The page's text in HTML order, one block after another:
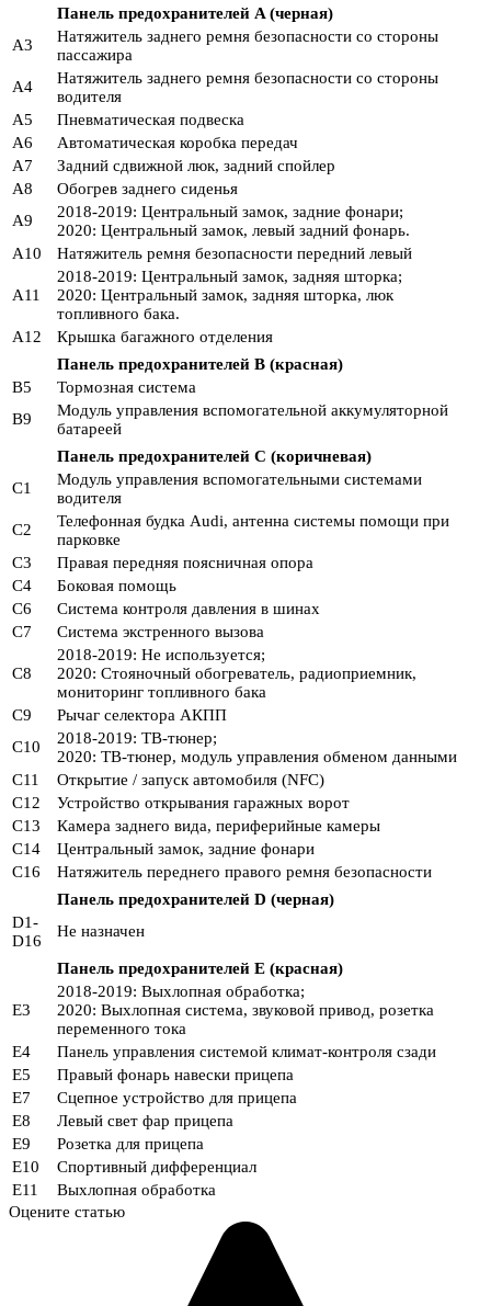
Панель предохранителей A (черная)
A3
Натяжитель заднего ремня безопасности со стороны
пассажира
A4
Натяжитель заднего ремня безопасности со стороны
водителя
A5
Пневматическая подвеска
A6
Автоматическая коробка передач
A7
Задний сдвижной люк, задний спойлер
A8
Обогрев заднего сиденья
A9
2018-2019: Центральный замок, задние фонари;
2020: Центральный замок, левый задний фонарь.
A10
Натяжитель ремня безопасности передний левый
A11
2018-2019: Центральный замок, задняя шторка;
2020: Центральный замок, задняя шторка, люк
топливного бака.
A12
Крышка багажного отделения
Панель предохранителей B (красная)
B5
Тормозная система
B9
Модуль управления вспомогательной аккумуляторной
батареей
Панель предохранителей C (коричневая)
C1
Модуль управления вспомогательными системами
водителя
C2
Телефонная будка Audi, антенна системы помощи при
парковке
C3
Правая передняя поясничная опора
C4
Боковая помощь
C6
Система контроля давления в шинах
C7
Система экстренного вызова
C8
2018-2019: Не используется;
2020: Стояночный обогреватель, радиоприемник,
мониторинг топливного бака
C9
Рычаг селектора АКПП
C10
2018-2019: ТВ-тюнер;
2020: ТВ-тюнер, модуль управления обменом данными
C11
Открытие / запуск автомобиля (NFC)
C12
Устройство открывания гаражных ворот
C13
Камера заднего вида, периферийные камеры
C14
Центральный замок, задние фонари
C16
Натяжитель переднего правого ремня безопасности
Панель предохранителей D (черная)
D1-
D16
Не назначен
Панель предохранителей E (красная)
E3
2018-2019: Выхлопная обработка;
2020: Выхлопная система, звуковой привод, розетка
переменного тока
E4
Панель управления системой климат-контроля сзади
E5
Правый фонарь навески прицепа
E7
Сцепное устройство для прицепа
E8
Левый свет фар прицепа
E9
Розетка для прицепа
E10
Спортивный дифференциал
E11
Выхлопная обработка
Оцените статью